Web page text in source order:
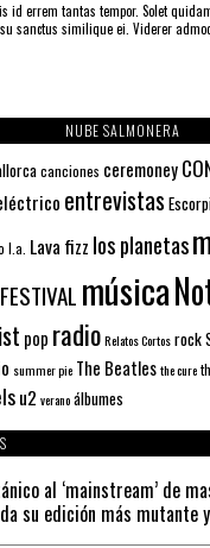
id errem tantas tempor. Solet
sanctus similique ei. Viderer
NUBE SALMONERA
canciones ceremoney
entrevistas
l.a. Lava fizz los planetas
música
pop radioRelatos Cortosrock
summer pie The Beatlesthe cure
u2 veranoálbumes
al ‘mainstream’ de
su edición más mutante